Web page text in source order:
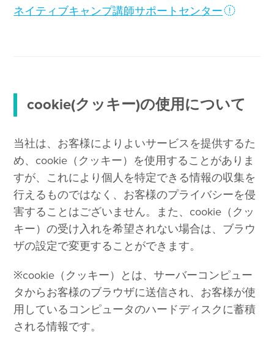
ネイティブキャンプ講師サポートセンター
cookie(クッキー)の使用について
当社は、お客様によりよいサービスを提供するた
め、cookie（クッキー）を使用することがありま
すが、これにより個人を特定できる情報の収集を
行えるものではなく、お客様のプライバシーを侵
害することはございません。また、cookie（クッ
キー）の受け入れを希望されない場合は、ブラウ
ザの設定で変更することができます。
※cookie（クッキー）とは、サーバーコンピュー
タからお客様のブラウザに送信され、お客様が使
用しているコンピュータのハードディスクに蓄積
される情報です。